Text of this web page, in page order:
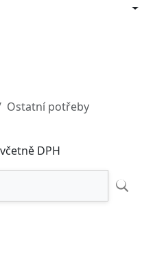
Ostatní potřeby
DPH